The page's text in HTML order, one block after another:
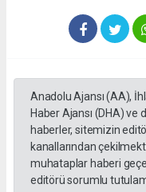
Anadolu Ajansı (AA),
Haber Ajansı (DHA)
haberler, sitemizin
kanallarından
muhataplar haberi
editörü sorumlu